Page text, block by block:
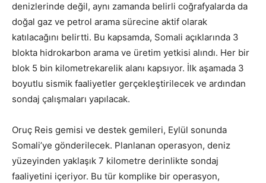
denizlerinde değil, aynı zamanda belirli coğrafyalarda da
doğal gaz ve petrol arama sürecine aktif olarak
katılacağını belirtti. Bu kapsamda, Somali açıklarında 3
blokta hidrokarbon arama ve üretim yetkisi alındı. Her bir
blok 5 bin kilometrekarelik alanı kapsıyor. İlk aşamada 3
boyutlu sismik faaliyetler gerçekleştirilecek ve ardından
sondaj çalışmaları yapılacak.
Oruç Reis gemisi ve destek gemileri, Eylül sonunda
Somali’ye gönderilecek. Planlanan operasyon, deniz
yüzeyinden yaklaşık 7 kilometre derinlikte sondaj
faaliyetini içeriyor. Bu tür komplike bir operasyon,